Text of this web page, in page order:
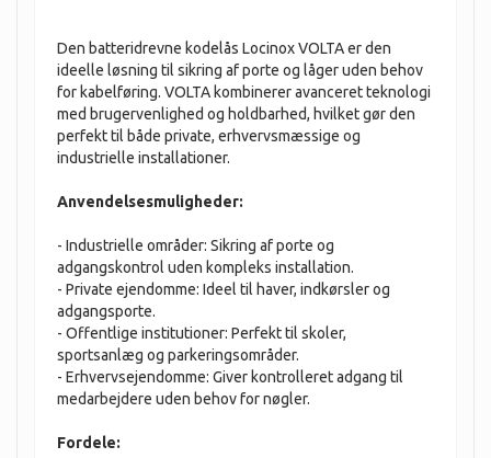
Den batteridrevne kodelås Locinox VOLTA er den
ideelle løsning til sikring af porte og låger uden behov
for kabelføring. VOLTA kombinerer avanceret teknologi
med brugervenlighed og holdbarhed, hvilket gør den
perfekt til både private, erhvervsmæssige og
industrielle installationer.
Anvendelsesmuligheder:
- Industrielle områder: Sikring af porte og
adgangskontrol uden kompleks installation.
- Private ejendomme: Ideel til haver, indkørsler og
adgangsporte.
- Offentlige institutioner: Perfekt til skoler,
sportsanlæg og parkeringsområder.
- Erhvervsejendomme: Giver kontrolleret adgang til
medarbejdere uden behov for nøgler.
Fordele: